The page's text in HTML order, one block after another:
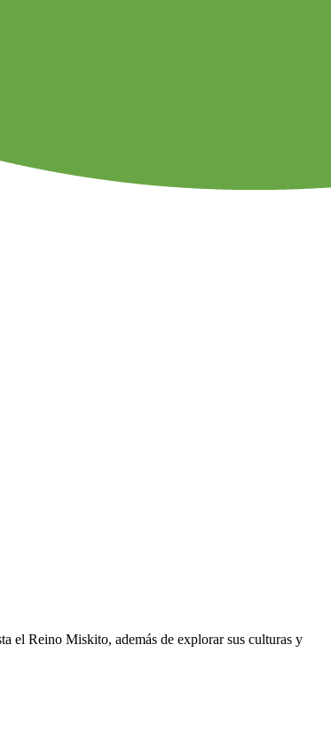
el Reino Miskito, además de explorar sus culturas y